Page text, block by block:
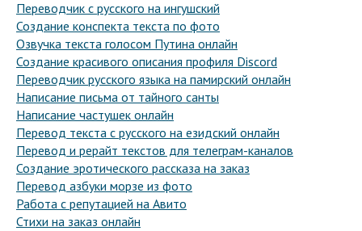
Переводчик с русского на ингушский
Создание конспекта текста по фото
Озвучка текста голосом Путина онлайн
Создание красивого описания профиля Discord
Переводчик русского языка на памирский онлайн
Написание письма от тайного санты
Написание частушек онлайн
Перевод текста с русского на езидский онлайн
Перевод и рерайт текстов для телеграм-каналов
Создание эротического рассказа на заказ
Перевод азбуки морзе из фото
Работа с репутацией на Авито
Стихи на заказ онлайн